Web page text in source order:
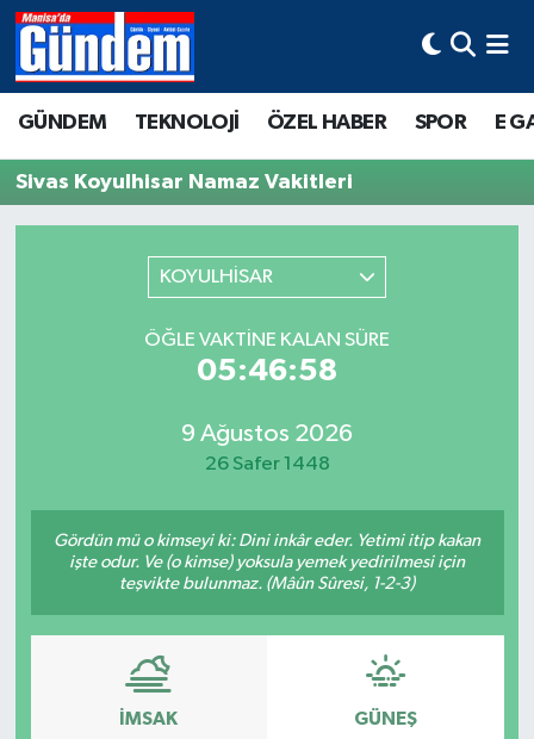
GÜNDEM TEKNOLOJİ ÖZEL HABER SPOR E
Sivas Koyulhisar Namaz Vakitleri
KOYULHİSAR
ÖĞLE VAKTINE KALAN SÜRE
05:46:58
9 Ağustos 2026
26 Safer 1448
Gördün mü o kimseyi ki: Dini inkâr eder. Yetimi itip kakan
işte odur. Ve (o kimse) yoksula yemek yedirilmesi için
teşvikte bulunmaz. (Mâûn Sûresi, 1-2-3)
İMSAK GÜNEŞ
Manisa Hava Durumu
Süper Lig Puan Durumu ve Fikstür
Tüm Manşetler
Son Dakika Haberleri